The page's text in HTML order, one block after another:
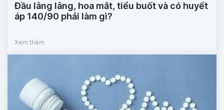
Đầu lâng lâng, hoa mắt, tiểu buốt và có huyết
áp 140/90 phải làm gì?
Xem thêm